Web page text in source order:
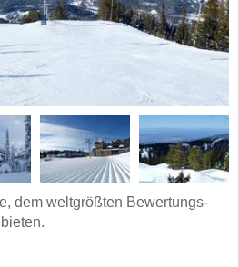
dem weltgrößten Bewertungs-